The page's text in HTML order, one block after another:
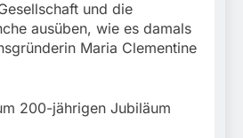
und die
ausüben, wie es damals
Maria Clementine
200-jährigen Jubiläum